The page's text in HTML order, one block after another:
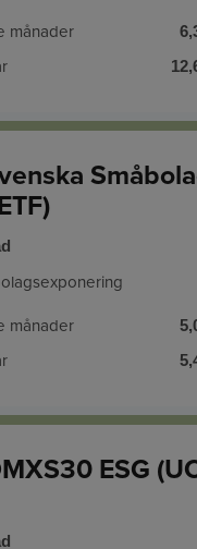
månader
månader
ESG